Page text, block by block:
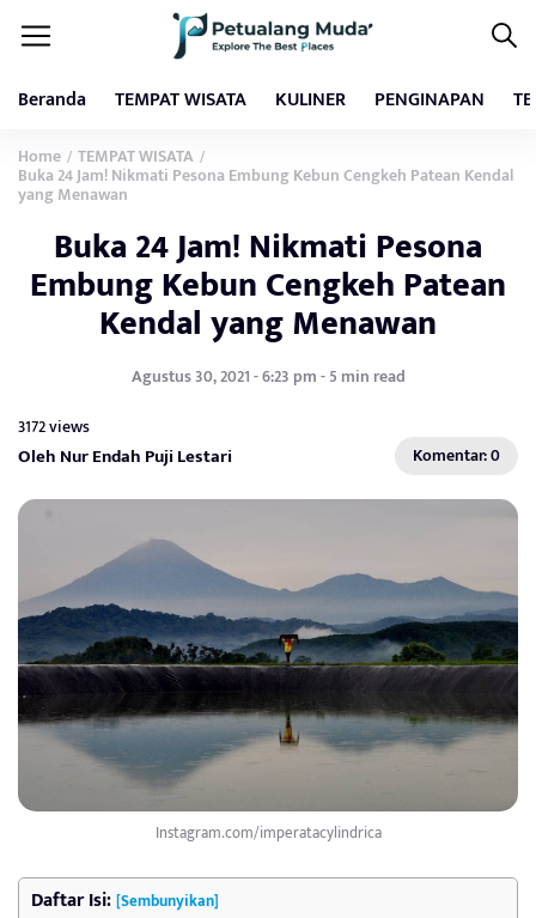
Beranda TEMPAT WISATA KULINER PENGINAPAN
Home / TEMPAT WISATA /
Buka 24 Jam! Nikmati Pesona Embung Kebun Cengkeh Patean Kendal
yang Menawan
Buka 24 Jam! Nikmati Pesona
Embung Kebun Cengkeh Patean
Kendal yang Menawan
Agustus 30, 2021 - 6:23 pm - 5 min read
3172 views
Oleh Nur Endah Puji Lestari Komentar: 0
Instagram.com/imperatacylindrica
Daftar Isi:[Sembunyikan]